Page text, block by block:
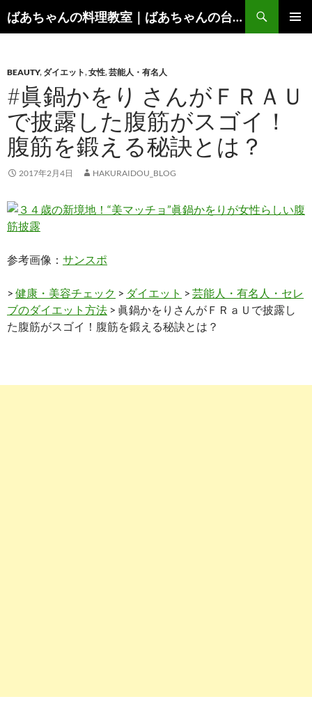
ン
ツ
へ
ス
ッ
プ
ばあちゃんの料理教室｜ばあちゃんの台所から学ぶ、食と健康の知恵
索
BEAUTY, ダイエット,女性,芸能人・有名人
#眞鍋かをり さんがＦＲＡＵ
で披露した腹筋がスゴイ！
腹筋を鍛える秘訣とは？
2017年2月4日 HAKURAIDOU_BLOG
参考画像： サンスポ
> 健康・美容チェック > ダイエット > 芸能人・有名人・セレ
ブのダイエット方法 > 眞鍋かをりさんがＦＲａＵで披露し
た腹筋がスゴイ！腹筋を鍛える秘訣とは？